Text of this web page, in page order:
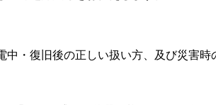
・復旧後の正しい扱い方、及び災害